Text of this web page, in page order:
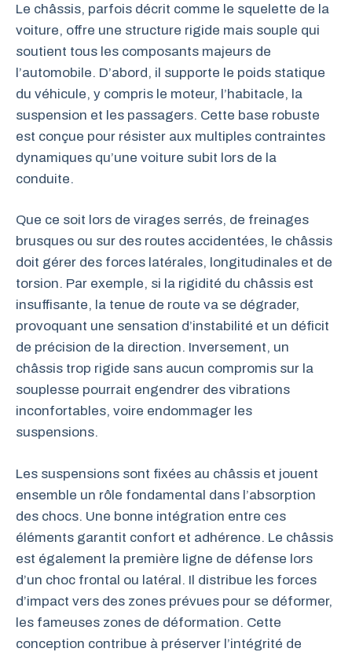
Le châssis, parfois décrit comme le squelette de la
voiture, offre une structure rigide mais souple qui
soutient tous les composants majeurs de
l’automobile. D’abord, il supporte le poids statique
du véhicule, y compris le moteur, l’habitacle, la
suspension et les passagers. Cette base robuste
est conçue pour résister aux multiples contraintes
dynamiques qu’une voiture subit lors de la
conduite.
Que ce soit lors de virages serrés, de freinages
brusques ou sur des routes accidentées, le châssis
doit gérer des forces latérales, longitudinales et de
torsion. Par exemple, si la rigidité du châssis est
insuffisante, la tenue de route va se dégrader,
provoquant une sensation d’instabilité et un déficit
de précision de la direction. Inversement, un
châssis trop rigide sans aucun compromis sur la
souplesse pourrait engendrer des vibrations
inconfortables, voire endommager les
suspensions.
Les suspensions sont fixées au châssis et jouent
ensemble un rôle fondamental dans l’absorption
des chocs. Une bonne intégration entre ces
éléments garantit confort et adhérence. Le châssis
est également la première ligne de défense lors
d’un choc frontal ou latéral. Il distribue les forces
d’impact vers des zones prévues pour se déformer,
les fameuses zones de déformation. Cette
conception contribue à préserver l’intégrité de